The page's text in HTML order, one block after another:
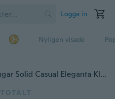
Logga in
Nyligen visade
Mode Vintage Prom Klänningar Solid Casual Eleganta Klänningar Kvinnor Ärmlös Party Skater
TOTALT